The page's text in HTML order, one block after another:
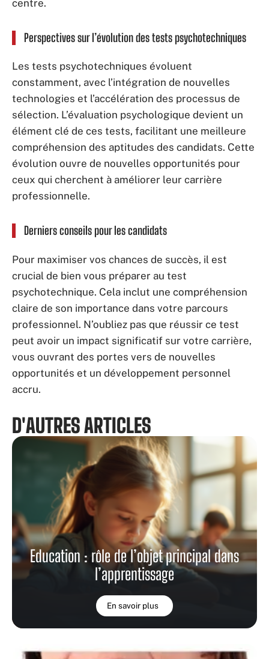
centre.
Perspectives sur l’évolution des tests psychotechniques
Les tests psychotechniques évoluent
constamment, avec l’intégration de nouvelles
technologies et l’accélération des processus de
sélection. L’évaluation psychologique devient un
élément clé de ces tests, facilitant une meilleure
compréhension des aptitudes des candidats. Cette
évolution ouvre de nouvelles opportunités pour
ceux qui cherchent à améliorer leur carrière
professionnelle.
Derniers conseils pour les candidats
Pour maximiser vos chances de succès, il est
crucial de bien vous préparer au test
psychotechnique. Cela inclut une compréhension
claire de son importance dans votre parcours
professionnel. N’oubliez pas que réussir ce test
peut avoir un impact significatif sur votre carrière,
vous ouvrant des portes vers de nouvelles
opportunités et un développement personnel
accru.
D'AUTRES ARTICLES
Education : rôle de l’objet principal dans
l’apprentissage
En savoir plus